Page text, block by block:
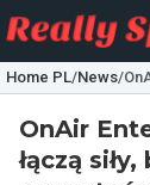
Home PL/News/
OnAir
łączą